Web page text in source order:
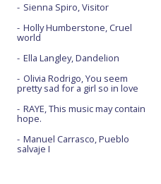
Sienna Spiro, Visitor
Holly Humberstone, Cruel
world
Ella Langley, Dandelion
Olivia Rodrigo, You seem
pretty sad for a girl so in love
RAYE, This music may contain
hope.
Manuel Carrasco, Pueblo
salvaje I